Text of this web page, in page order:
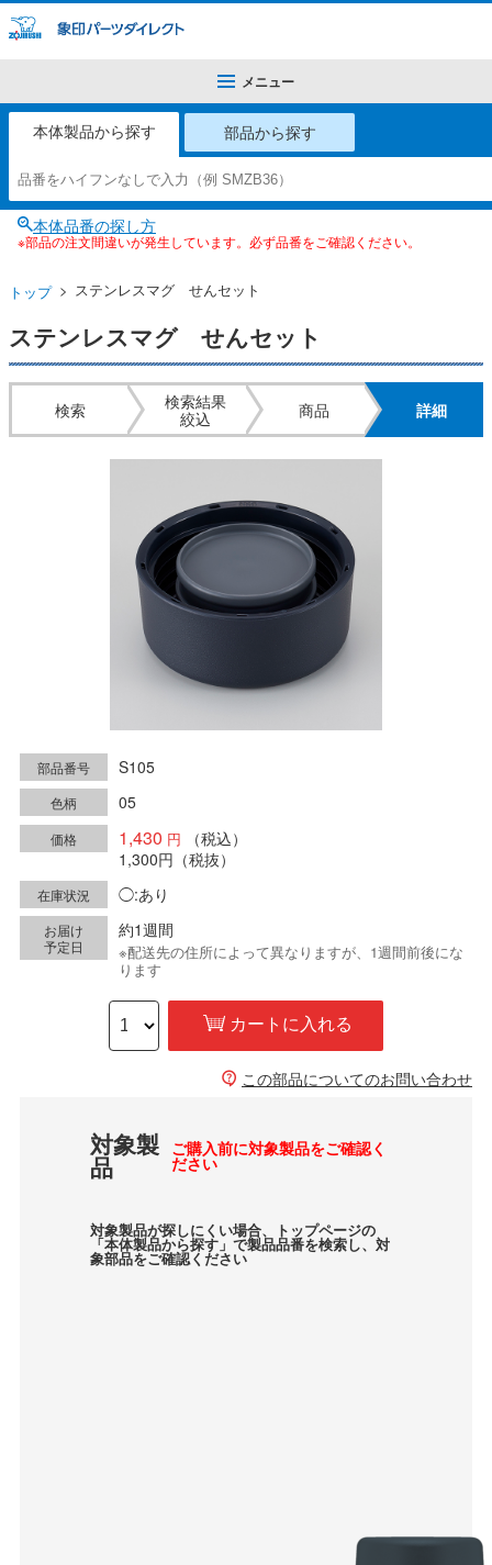
メニュー
本体製品から探す 部品から探す
本体品番の探し方
※部品の注文間違いが発生しています。必ず品番をご確認ください。
トップ ステンレスマグ せんセット
ステンレスマグ せんセット
検索
検索結果
絞込
商品 詳細
部品番号 S105
色柄 05
価格 1,430
（税込）
1,300円 （税抜）
在庫状況 ◯:あり
お届け
予定日
約1週間
※配送先の住所によって異なりますが、1週間前後にな
ります
カートに入れる
この部品についてのお問い合わせ
対象製
品
ご購入前に対象製品をご確認く
ださい
対象製品が探しにくい場合、トップページの
「本体製品から探す」で製品品番を検索し、対
象部品をご確認ください